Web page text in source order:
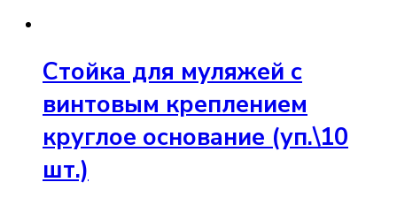
Стойка для муляжей с
винтовым креплением
круглое основание (уп.\10
шт.)